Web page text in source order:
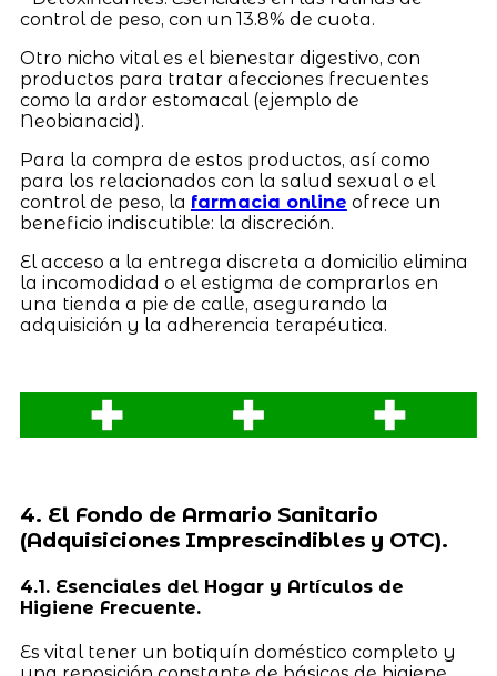
control de peso, con un 13.8% de cuota.
Otro nicho vital es el bienestar digestivo, con
productos para tratar afecciones frecuentes
como la ardor estomacal (ejemplo de
Neobianacid).
Para la compra de estos productos, así como
para los relacionados con la salud sexual o el
control de peso, la farmacia online ofrece un
beneficio indiscutible: la discreción.
El acceso a la entrega discreta a domicilio elimina
la incomodidad o el estigma de comprarlos en
una tienda a pie de calle, asegurando la
adquisición y la adherencia terapéutica.
4. El Fondo de Armario Sanitario
(Adquisiciones Imprescindibles y OTC).
4.1. Esenciales del Hogar y Artículos de
Higiene Frecuente.
Es vital tener un botiquín doméstico completo y